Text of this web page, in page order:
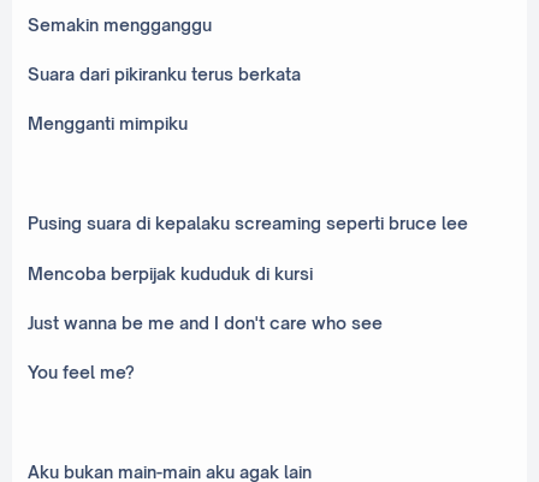
Semakin mengganggu
Suara dari pikiranku terus berkata
Mengganti mimpiku
Pusing suara di kepalaku screaming seperti bruce lee
Mencoba berpijak kududuk di kursi
Just wanna be me and I don't care who see
You feel me?
Aku bukan main-main aku agak lain